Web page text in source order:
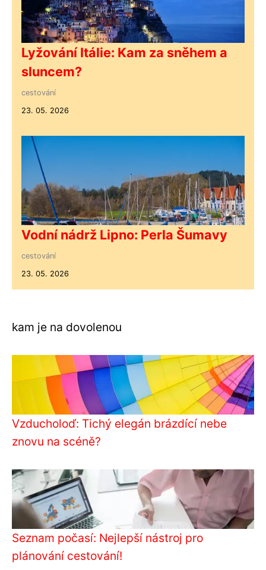
Lyžování Itálie: Kam za sněhem a
sluncem?
cestování
23. 05. 2026
Vodní nádrž Lipno: Perla Šumavy
cestování
23. 05. 2026
kam je na dovolenou
Vzducholoď: Tichý elegán brázdící nebe
znovu na scéně?
Seznam počasí: Nejlepší nástroj pro
plánování cestování!